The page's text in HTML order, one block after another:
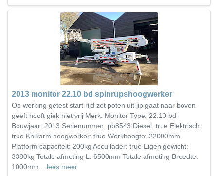
2013 monitor 22.10 bd spinrupshoogwerker
Op werking getest start rijd zet poten uit jip gaat naar boven
geeft hooft giek niet vrij Merk: Monitor Type: 22.10 bd
Bouwjaar: 2013 Serienummer: pb8543 Diesel: true Elektrisch:
true Knikarm hoogwerker: true Werkhoogte: 22000mm
Platform capaciteit: 200kg Accu lader: true Eigen gewicht:
3380kg Totale afmeting L: 6500mm Totale afmeting Breedte:
1000mm... lees meer